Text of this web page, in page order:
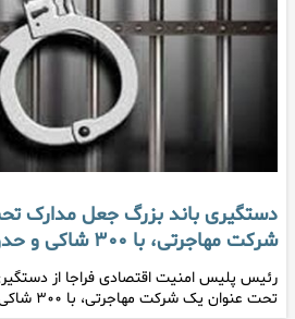
دستگیری باند بزرگ جعل مدارک
شرکت مهاجرتی، با ۳۰۰ شاکی و حدود ۴ همت کل…
رئیس پلیس امنیت اقتصادی فراجا از
تحت عنوان یک شرکت مهاجرتی، با ۳۰۰ شاکی و حدود ۴ همت…